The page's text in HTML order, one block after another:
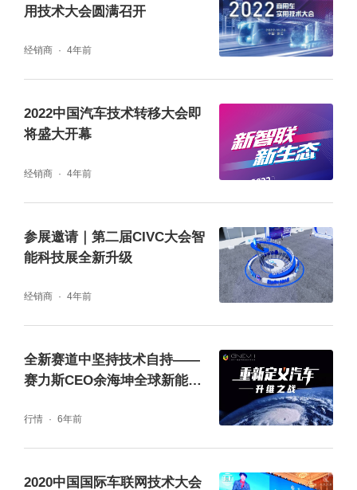
用技术大会圆满召开
经销商 4年前
2022中国汽车技术转移大会即
将盛大开幕
经销商 4年前
参展邀请｜第二届CIVC大会智
能科技展全新升级
经销商 4年前
全新赛道中坚持技术自持——
赛力斯CEO余海坤全球新能源
行情 6年前
2020中国国际车联网技术大会